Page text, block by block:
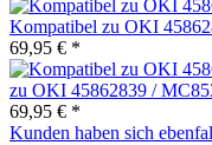
Kompatibel zu OKI
69,95 € *
zu OKI 45862839 /
69,95 € *
Kunden haben sich